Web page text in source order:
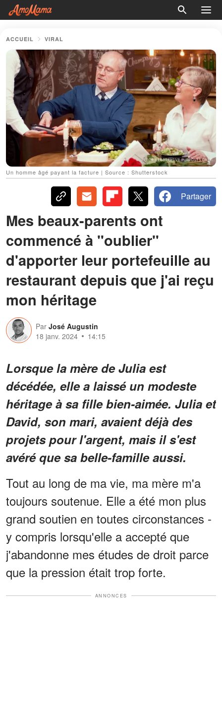
ACCUEIL VIRAL
Un homme âgé payant la facture | Source : Shutterstock
Partager
Mes beaux-parents ont
commencé à "oublier"
d'apporter leur portefeuille au
restaurant depuis que j'ai reçu
mon héritage
Par José Augustin
18 janv. 2024
14:15
Lorsque la mère de Julia est
décédée, elle a laissé un modeste
héritage à sa fille bien-aimée. Julia et
David, son mari, avaient déjà des
projets pour l'argent, mais il s'est
avéré que sa belle-famille aussi.
Tout au long de ma vie, ma mère m'a
toujours soutenue. Elle a été mon plus
grand soutien en toutes circonstances -
y compris lorsqu'elle a accepté que
j'abandonne mes études de droit parce
que la pression était trop forte.
ANNONCES